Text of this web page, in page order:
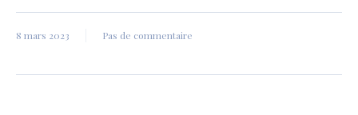
8 mars 2023 Pas de commentaire